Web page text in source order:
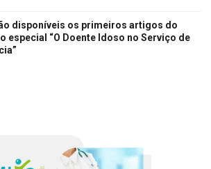
disponíveis os primeiros artigos do
especial “O Doente Idoso no Serviço de